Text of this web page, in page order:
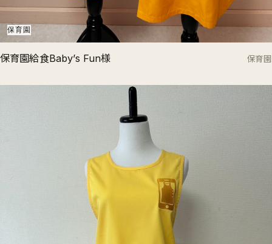
保育園
保育園給食Baby’s Fun様 保育園